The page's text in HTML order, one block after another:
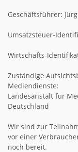
Geschäftsführer:
Umsatzsteuer-
Wirtschafts-
Zuständige
Mediendienste:
Landesanstalt für
Deutschland
Wir sind zur
vor einer
noch bereit.